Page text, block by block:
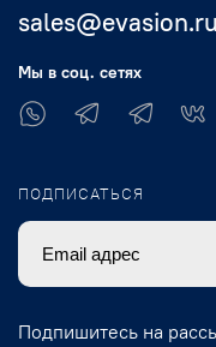
sales@evasion.ru
Мы в соц. сетях
ПОДПИСАТЬСЯ
Подпишитесь на